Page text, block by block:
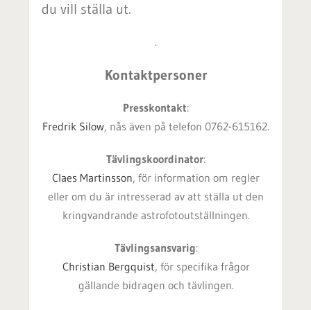
du vill ställa ut.
.
Kontaktpersoner
Presskontakt:
Fredrik Silow, nås även på telefon 0762-615162.
Tävlingskoordinator:
Claes Martinsson, för information om regler
eller om du är intresserad av att ställa ut den
kringvandrande astrofotoutställningen.
Tävlingsansvarig:
Christian Bergquist, för specifika frågor
gällande bidragen och tävlingen.